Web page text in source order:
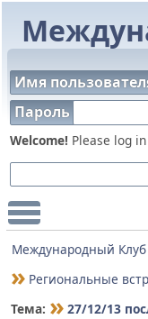
Имя
Пароль
Welcome! Please log
Main Menu
Международный Клуб
Региональные
Тема:
27/12/13